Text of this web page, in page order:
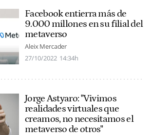
Facebook entierra más de
9.000 millones en su filial del
metaverso
Aleix Mercader
27/10/2022 14:34h
Jorge Astyaro: "Vivimos
realidades virtuales que
creamos, no necesitamos el
metaverso de otros"